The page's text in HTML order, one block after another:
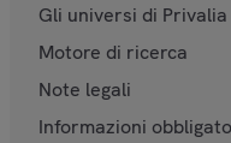
Gli universi di Privalia
Motore di ricerca
Note legali
Informazioni